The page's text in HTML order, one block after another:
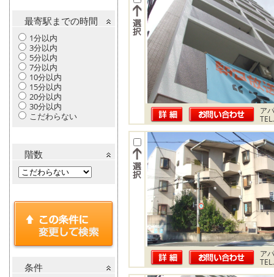
最寄駅までの時間
1分以内
3分以内
5分以内
7分以内
10分以内
15分以内
20分以内
30分以内
こだわらない
階数
条件
ア
ア